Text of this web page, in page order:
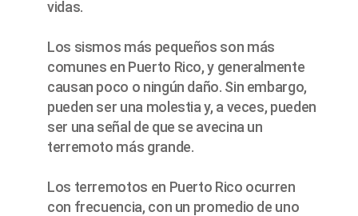
vidas.
Los sismos más pequeños son más
comunes en Puerto Rico, y generalmente
causan poco o ningún daño. Sin embargo,
pueden ser una molestia y, a veces, pueden
ser una señal de que se avecina un
terremoto más grande.
Los terremotos en Puerto Rico ocurren
con frecuencia, con un promedio de uno